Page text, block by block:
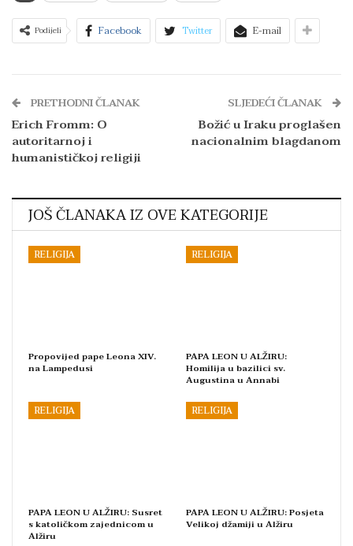
Podijeli Facebook Twitter E-mail
PRETHODNI ČLANAK
Erich Fromm: O
autoritarnoj i
humanističkoj religiji
SLJEDEĆI ČLANAK
Božić u Iraku proglašen
nacionalnim blagdanom
JOŠ ČLANAKA IZ OVE KATEGORIJE
RELIGIJA
Propovijed pape Leona XIV.
na Lampedusi
RELIGIJA
PAPA LEON U ALŽIRU:
Homilija u bazilici sv.
Augustina u Annabi
RELIGIJA
PAPA LEON U ALŽIRU: Susret
s katoličkom zajednicom u
Alžiru
RELIGIJA
PAPA LEON U ALŽIRU: Posjeta
Velikoj džamiji u Alžiru